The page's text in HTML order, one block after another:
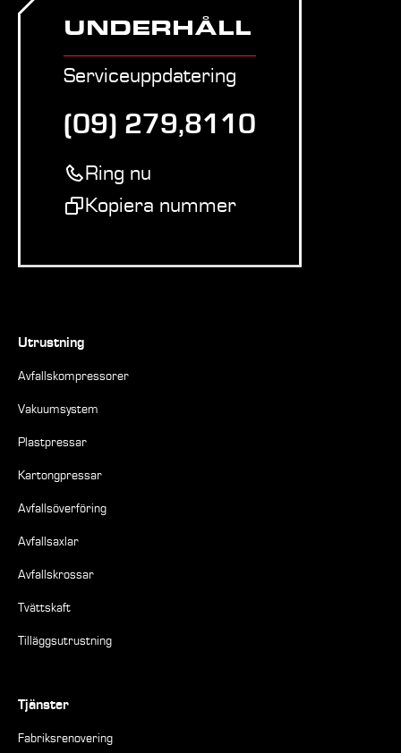
UNDERHÅLL
Serviceuppdatering
(09) 279,8110
Ring nu
Kopiera nummer
Utrustning
Avfallskompressorer
Vakuumsystem
Plastpressar
Kartongpressar
Avfallsöverföring
Avfallsaxlar
Avfallskrossar
Tvättskaft
Tilläggsutrustning
Tjänster
Fabriksrenovering